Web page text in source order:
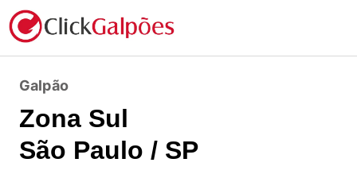
Galpão
Zona Sul
São Paulo / SP